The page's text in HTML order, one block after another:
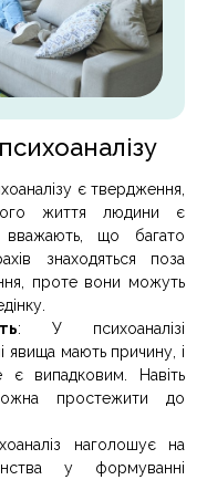
є твердження,
життя людини є
вважають, що багато
знаходяться поза
проте вони можуть
: У психоаналізі
явища мають причину, і
випадковим. Навіть
простежити до
наголошує на
у формуванні